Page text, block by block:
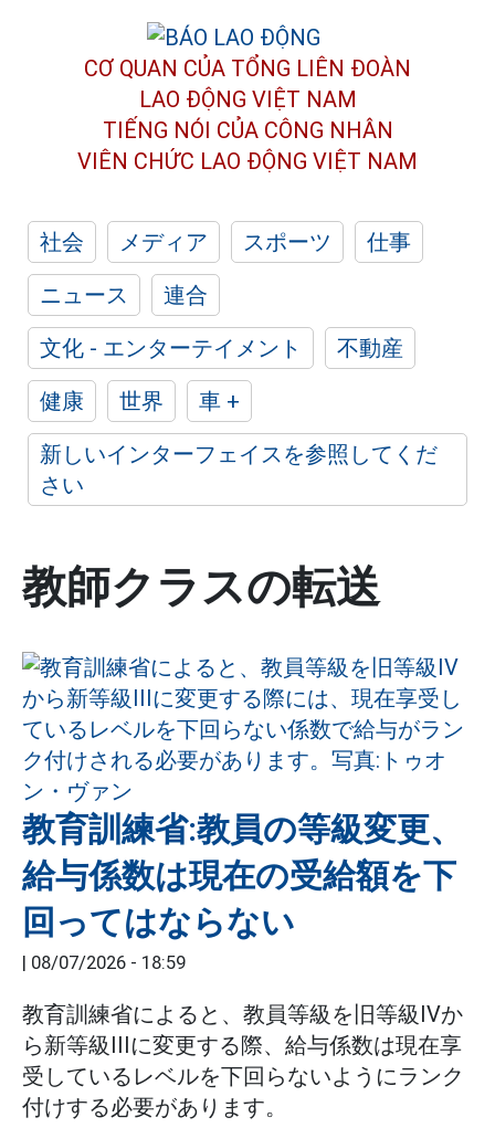
CƠ QUAN CỦA TỔNG LIÊN ĐOÀN
LAO ĐỘNG VIỆT NAM
TIẾNG NÓI CỦA CÔNG NHÂN
VIÊN CHỨC LAO ĐỘNG VIỆT NAM
社会 メディア スポーツ
仕事
ニュース
連合
文化 - エンターテイメント
不動産
健康
世界
車 +
新しいインターフェイスを参照してくだ
さい
教師クラスの転送
教育訓練省:教員の等級変更、
給与係数は現在の受給額を下
回ってはならない
| 08/07/2026 - 18:59
教育訓練省によると、教員等級を旧等級IVか
ら新等級IIIに変更する際、給与係数は現在享
受しているレベルを下回らないようにランク
付けする必要があります。